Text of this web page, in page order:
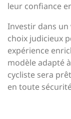
leur confiance
Investir dans
choix judicieux
expérience
modèle adapté
cycliste sera
en toute